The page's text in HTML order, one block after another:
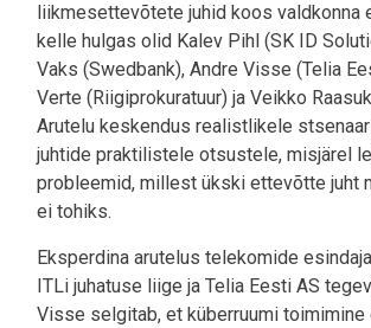
liikmesettevõtete juhid koos valdkonna
kelle hulgas olid Kalev Pihl (SK ID
Vaks (Swedbank), Andre Visse (Telia
Verte (Riigiprokuratuur) ja Veikko
Arutelu keskendus realistlikele
juhtide praktilistele otsustele, misjärel
probleemid, millest ükski ettevõtte juht
ei tohiks.
Eksperdina arutelus telekomide
ITLi juhatuse liige ja Telia Eesti AS
Visse selgitab, et küberruumi toimimine